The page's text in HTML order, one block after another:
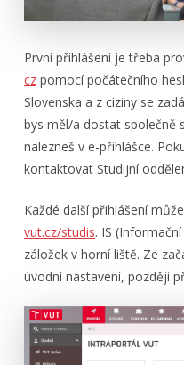
První přihlášení je třeba
cz pomocí počátečního
Slovenska a z ciziny se
bys měl/a dostat společně
nalezneš v e-přihlášce.
kontaktovat Studijní
Každé další přihlášení
vut.cz/studis. IS
záložek v horní liště. Ze
úvodní nastavení, později